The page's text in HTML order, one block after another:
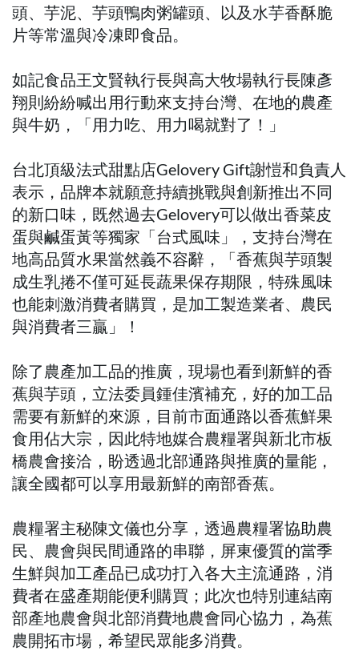
頭、芋泥、芋頭鴨肉粥罐頭、以及水芋香酥脆
片等常溫與冷凍即食品。
如記食品王文賢執行長與高大牧場執行長陳彥
翔則紛紛喊出用行動來支持台灣、在地的農產
與牛奶，「用力吃、用力喝就對了！」
台北頂級法式甜點店Gelovery Gift謝愷和負責人
表示，品牌本就願意持續挑戰與創新推出不同
的新口味，既然過去Gelovery可以做出香菜皮
蛋與鹹蛋黃等獨家「台式風味」，支持台灣在
地高品質水果當然義不容辭，「香蕉與芋頭製
成生乳捲不僅可延長蔬果保存期限，特殊風味
也能刺激消費者購買，是加工製造業者、農民
與消費者三贏」！
除了農產加工品的推廣，現場也看到新鮮的香
蕉與芋頭，立法委員鍾佳濱補充，好的加工品
需要有新鮮的來源，目前市面通路以香蕉鮮果
食用佔大宗，因此特地媒合農糧署與新北市板
橋農會接洽，盼透過北部通路與推廣的量能，
讓全國都可以享用最新鮮的南部香蕉。
農糧署主秘陳文儀也分享，透過農糧署協助農
民、農會與民間通路的串聯，屏東優質的當季
生鮮與加工產品已成功打入各大主流通路，消
費者在盛產期能便利購買；此次也特別連結南
部產地農會與北部消費地農會同心協力，為蕉
農開拓市場，希望民眾能多消費。